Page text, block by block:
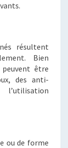
résultent
Bien
être
des anti-
ou de forme